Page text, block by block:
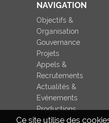
Ce site utilise des
NAVIGATION
Objectifs &
Organisation
Gouvernance
Projets
Appels &
Recrutements
Actualités &
Evénements
Productions